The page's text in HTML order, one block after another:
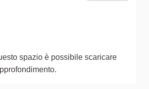
spazio è possibile scaricare